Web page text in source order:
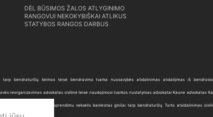
DĖL BŪSIMOS ŽALOS ATLYGINIMO
RANGOVUI NEKOKYBIŠKAI ATLIKUS
STATYBOS RANGOS DARBUS
tarp bendraturčių šeimos teisė bendravimo tvarka nuosavybės atidalinimas atidalijimas iš
reorganizavimas advokatas civilinė teisė naudojimosi tvarkos nustatymas advokatai Kaune advokatas
nustatymas teismo sprendimu vekselis bankrotas ginčai tarp bendraturčių Turto atsidalinimas